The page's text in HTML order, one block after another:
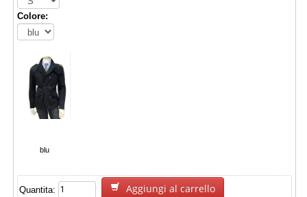
Colore:
blu
Quantita: Aggiungi al carrello